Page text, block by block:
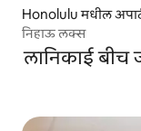
Honolulu मधील
निहाऊ लक्स
लानिकाई